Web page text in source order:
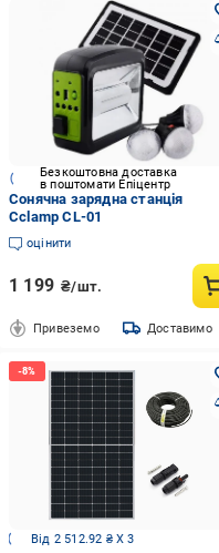
Безкоштовна доставка
в поштомати Епіцентр
Сонячна зарядна станція
Cclamp CL-01
оцінити
1 199 ₴/шт.
Привеземо Доставимо
Від 2 512.92 ₴ X 3